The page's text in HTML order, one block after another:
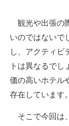
ITの今と未来を
スマホと通信の
進化するPCと
好きが集まる
ビジネスと働き
観光や出張の
いのではないで
し、アクティビ
トは異なるで
価の高いホテル
存在しています。
そこで今回は